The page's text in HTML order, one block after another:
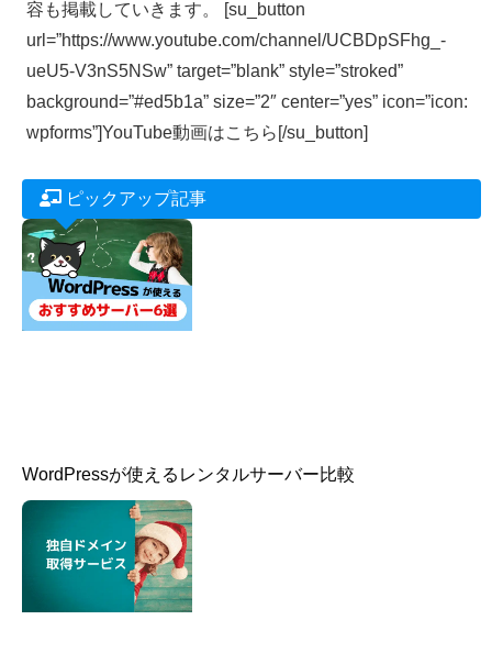
容も掲載していきます。 [su_button
url=”https://www.youtube.com/channel/UCBDpSFhg_-
ueU5-V3nS5NSw” target=”blank” style=”stroked”
background=”#ed5b1a” size=”2″ center=”yes” icon=”icon:
wpforms”]YouTube動画はこちら[/su_button]
ピックアップ記事
WordPressが使えるレンタルサーバー比較